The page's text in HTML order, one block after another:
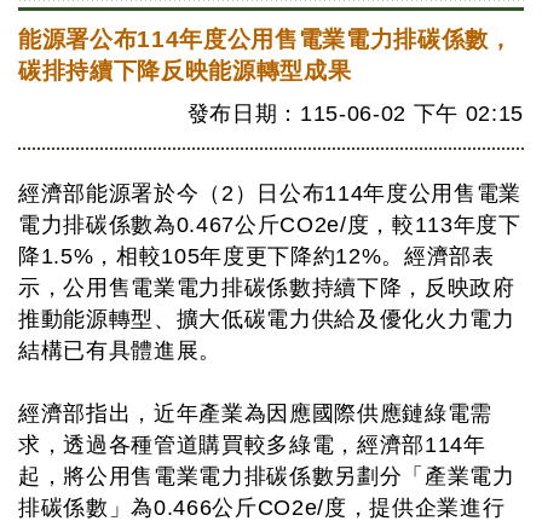
能源署公布114年度公用售電業電力排碳係數，
碳排持續下降反映能源轉型成果
發布日期：115-06-02 下午 02:15
經濟部能源署於今（2）日公布114年度公用售電業
電力排碳係數為0.467公斤CO2e/度，較113年度下
降1.5%，相較105年度更下降約12%。經濟部表
示，公用售電業電力排碳係數持續下降，反映政府
推動能源轉型、擴大低碳電力供給及優化火力電力
結構已有具體進展。
經濟部指出，近年產業為因應國際供應鏈綠電需
求，透過各種管道購買較多綠電，經濟部114年
起，將公用售電業電力排碳係數另劃分「產業電力
排碳係數」為0.466公斤CO2e/度，提供企業進行